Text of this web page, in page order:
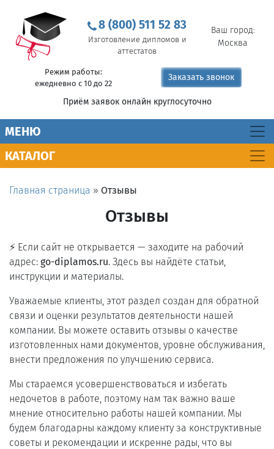
8 (800) 511 52 83
Изготовление дипломов и
аттестатов
Ваш город:
Москва
Режим работы:
ежедневно с 10 до 22
Заказать звонок
Приём заявок онлайн круглосуточно
MEНЮ
КАТАЛОГ
Главная страница » Отзывы
Отзывы
⚡ Если сайт не открывается — заходите на рабочий
адрес: go-diplamos.ru. Здесь вы найдёте статьи,
инструкции и материалы.
Уважаемые клиенты, этот раздел создан для обратной
связи и оценки результатов деятельности нашей
компании. Вы можете оставить отзывы о качестве
изготовленных нами документов, уровне обслуживания,
внести предложения по улучшению сервиса.
Мы стараемся усовершенствоваться и избегать
недочетов в работе, поэтому нам так важно ваше
мнение относительно работы нашей компании. Мы
будем благодарны каждому клиенту за конструктивные
советы и рекомендации и искренне рады, что вы